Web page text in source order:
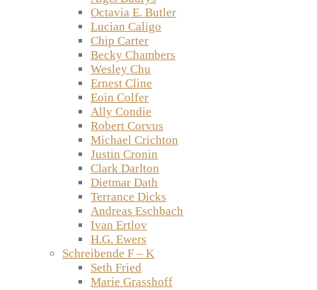
Octavia E. Butler
Lucian Caligo
Chip Carter
Becky Chambers
Wesley Chu
Ernest Cline
Eoin Colfer
Ally Condie
Robert Corvus
Michael Crichton
Justin Cronin
Clark Darlton
Dietmar Dath
Terrance Dicks
Andreas Eschbach
Ivan Ertlov
H.G. Ewers
Schreibende F – K
Seth Fried
Marie Grasshoff